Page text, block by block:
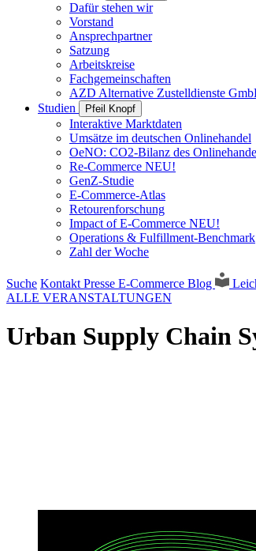
Dafür stehen wir
Vorstand
Ansprechpartner
Satzung
Arbeitskreise
Fachgemeinschaften
AZD Alternative Zustelldienste
Studien
Pfeil Knopf
Interaktive Marktdaten
Umsätze im deutschen Onlinehandel
OeNO: CO2-Bilanz des
Re-Commerce NEU!
GenZ-Studie
E-Commerce-Atlas
Retourenforschung
Impact of E-Commerce NEU!
Operations & Fulfillment-Benchmark
Zahl der Woche
Suche Kontakt Presse E-Commerce Blog
ALLE VERANSTALTUNGEN
Urban Supply Chain